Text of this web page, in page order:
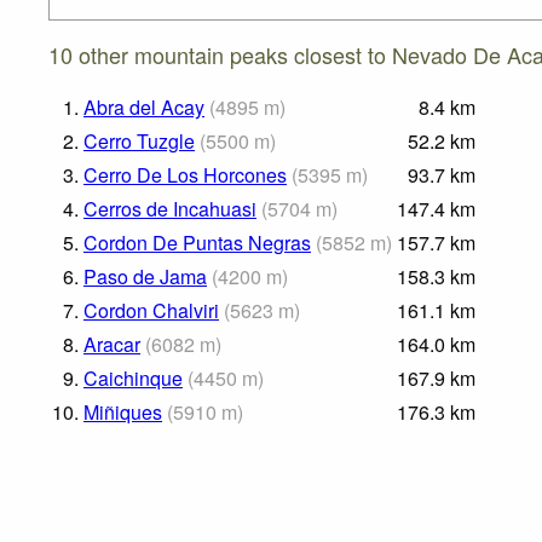
10 other mountain peaks closest to Nevado De
1. Abra del Acay (4895 m) 8.4 km
2. Cerro Tuzgle (5500 m) 52.2 km
3. Cerro De Los Horcones (5395 m) 93.7 km
4. Cerros de Incahuasi (5704 m) 147.4 km
5. Cordon De Puntas Negras (5852 m) 157.7 km
6. Paso de Jama (4200 m) 158.3 km
7. Cordon Chalviri (5623 m) 161.1 km
8. Aracar (6082 m) 164.0 km
9. Caichinque (4450 m) 167.9 km
10. Miñiques (5910 m) 176.3 km